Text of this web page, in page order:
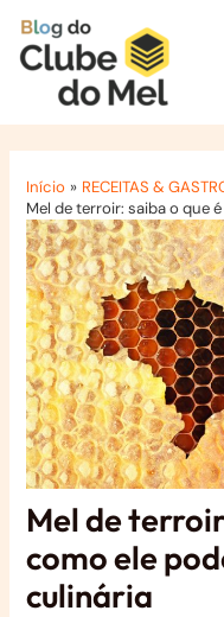
para
conteúdo
Início
RECEITAS &
Mel de terroir: saiba o que
Mel de
como ele
culinária